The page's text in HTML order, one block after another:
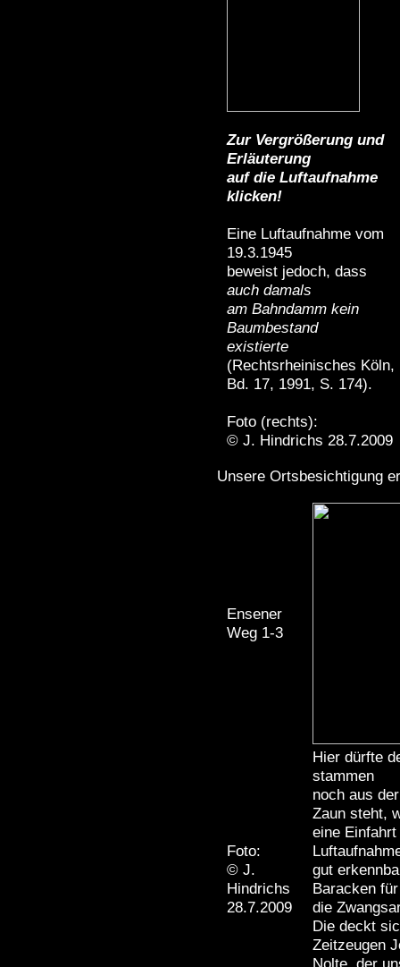
Zur Vergrößerung und
Erläuterung
auf die Luftaufnahme
klicken!
Eine Luftaufnahme vom
19.3.1945
beweist jedoch, dass
auch damals
am Bahndamm kein
Baumbestand
existierte
(Rechtsrheinisches Köln,
Bd. 17, 1991, S. 174).
Foto (rechts):
© J. Hindrichs 28.7.2009
Unsere Ortsbesichtigung
Ensener
Weg 1-3
Foto:
© J.
Hindrichs
28.7.2009
Hier dürfte
stammen
noch aus
Zaun steht,
eine
gut
Baracken für
die
Die deckt
Zeitzeugen
Nolte, der